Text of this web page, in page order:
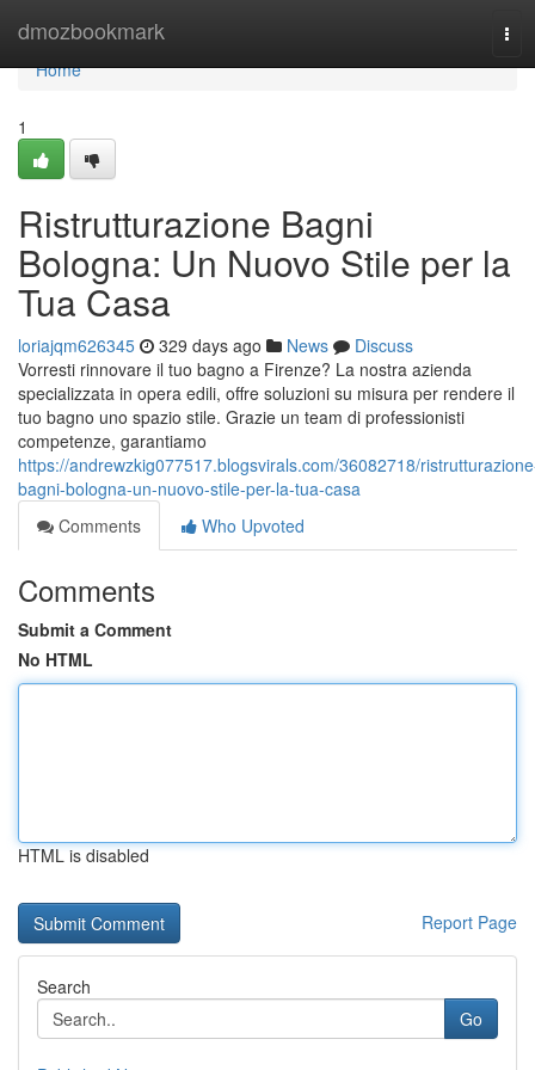
dmozbookmark
Home
Home
1
Ristrutturazione Bagni
Bologna: Un Nuovo Stile per la
Tua Casa
loriajqm626345 329 days ago News
Discuss
Vorresti rinnovare il tuo bagno a Firenze? La nostra azienda
specializzata in opera edili, offre soluzioni su misura per rendere il
tuo bagno uno spazio stile. Grazie un team di professionisti
competenze, garantiamo
https://andrewzkig077517.blogsvirals.com/36082718/
bagni-bologna-un-nuovo-stile-per-la-tua-casa
Comments
Who Upvoted
Comments
Submit a Comment
No HTML
HTML is disabled
Report Page
Search
Go